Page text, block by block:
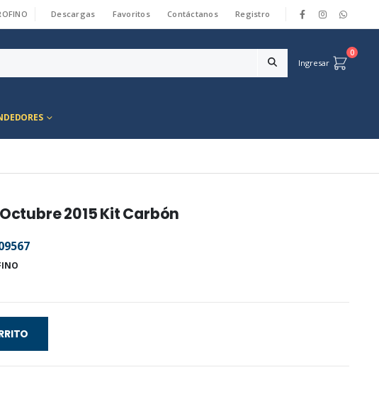
Descargas Favoritos Contáctanos Registro
Ingresar
0
2015 Kit Carbón